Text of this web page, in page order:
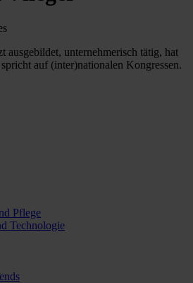
ausgebildet, unternehmerisch tätig, hat
auf (inter)nationalen Kongressen.
Pflege
Technologie